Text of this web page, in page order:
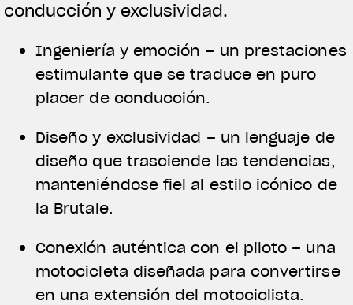
conducción y exclusividad.
Ingeniería y emoción – un prestaciones
estimulante que se traduce en puro
placer de conducción.
Diseño y exclusividad – un lenguaje de
diseño que trasciende las tendencias,
manteniéndose fiel al estilo icónico de
la Brutale.
Conexión auténtica con el piloto – una
motocicleta diseñada para convertirse
en una extensión del motociclista.